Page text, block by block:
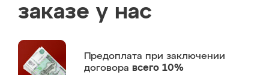
заказе у нас
Предоплата при заключении
договора всего 10%